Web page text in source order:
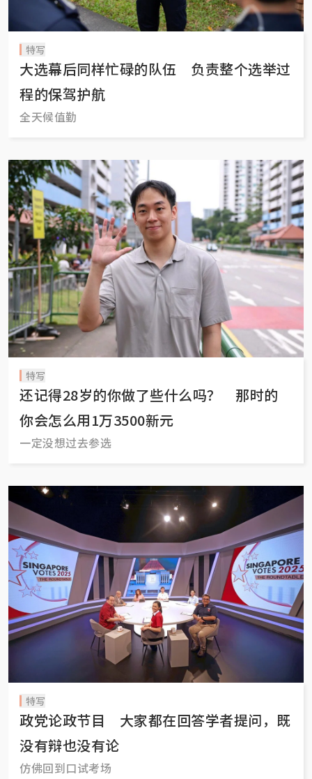
特写
大选幕后同样忙碌的队伍 负责整个选举过
程的保驾护航
全天候值勤
特写
还记得28岁的你做了些什么吗？ 那时的
你会怎么用1万3500新元
一定没想过去参选
特写
政党论政节目 大家都在回答学者提问，既
没有辩也没有论
仿佛回到口试考场